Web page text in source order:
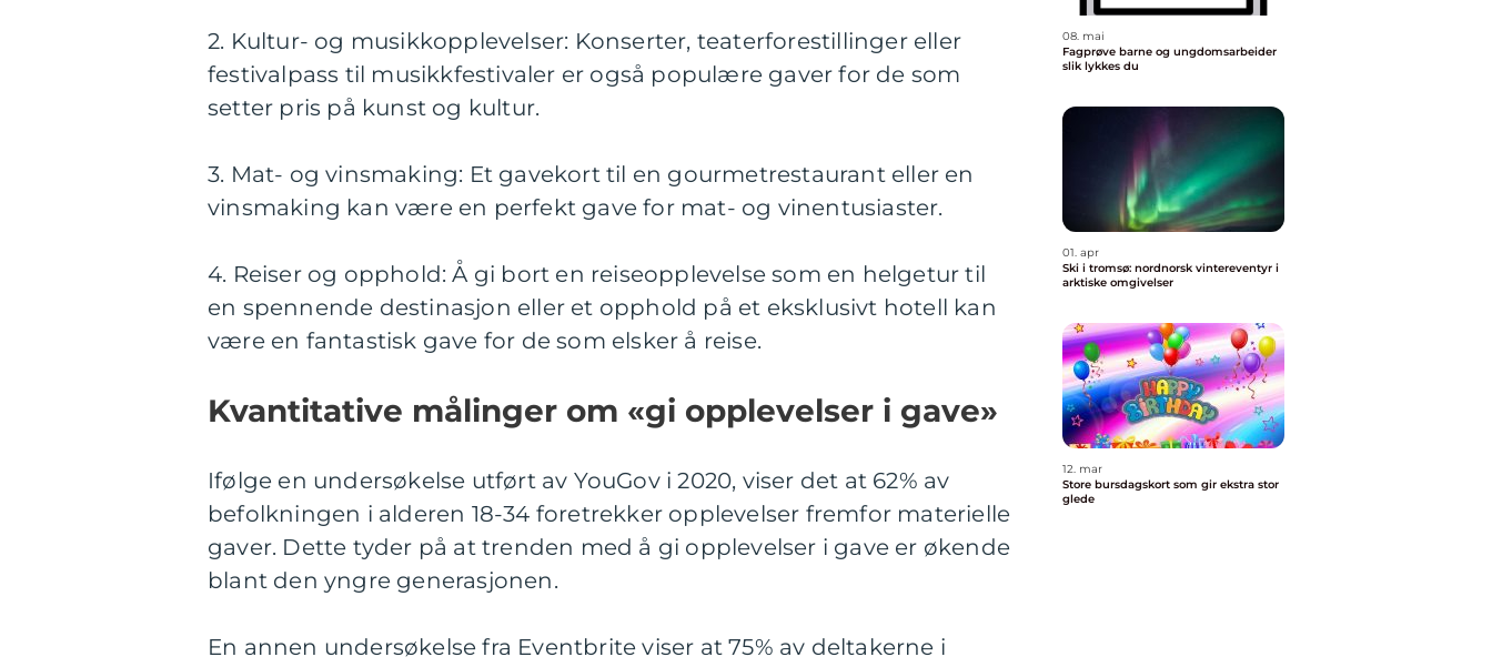
2. Kultur- og musikkopplevelser: Konserter, teaterforestillinger eller
festivalpass til musikkfestivaler er også populære gaver for de som
setter pris på kunst og kultur.
3. Mat- og vinsmaking: Et gavekort til en gourmetrestaurant eller en
vinsmaking kan være en perfekt gave for mat- og vinentusiaster.
4. Reiser og opphold: Å gi bort en reiseopplevelse som en helgetur til
en spennende destinasjon eller et opphold på et eksklusivt hotell kan
være en fantastisk gave for de som elsker å reise.
Kvantitative målinger om «gi opplevelser i gave»
Ifølge en undersøkelse utført av YouGov i 2020, viser det at 62% av
befolkningen i alderen 18-34 foretrekker opplevelser fremfor materielle
gaver. Dette tyder på at trenden med å gi opplevelser i gave er økende
blant den yngre generasjonen.
En annen undersøkelse fra Eventbrite viser at 75% av deltakerne i
08. mai
Fagprøve barne og ungdomsarbeider
slik lykkes du
01. apr
Ski i tromsø: nordnorsk vintereventyr i
arktiske omgivelser
12. mar
Store bursdagskort som gir ekstra stor
glede